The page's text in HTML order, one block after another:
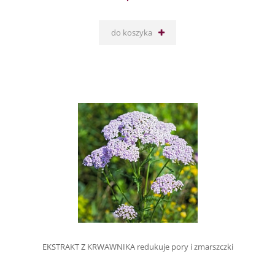
do koszyka
EKSTRAKT Z KRWAWNIKA redukuje pory i zmarszczki